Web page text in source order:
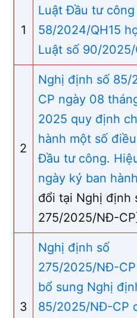
1
Luật Đầu tư công
58/2024/QH15
Luật số 90/2025/
2
Nghị định số 85/
CP ngày 08
2025 quy định
hành một số
Đầu tư công.
ngày ký ban
đổi tại Nghị định
275/2025/NĐ-
3
Nghị định số
275/2025/NĐ-
bổ sung Nghị
85/2025/NĐ-CP